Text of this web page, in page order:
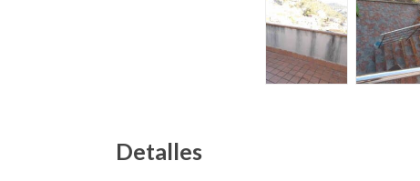
Detalles